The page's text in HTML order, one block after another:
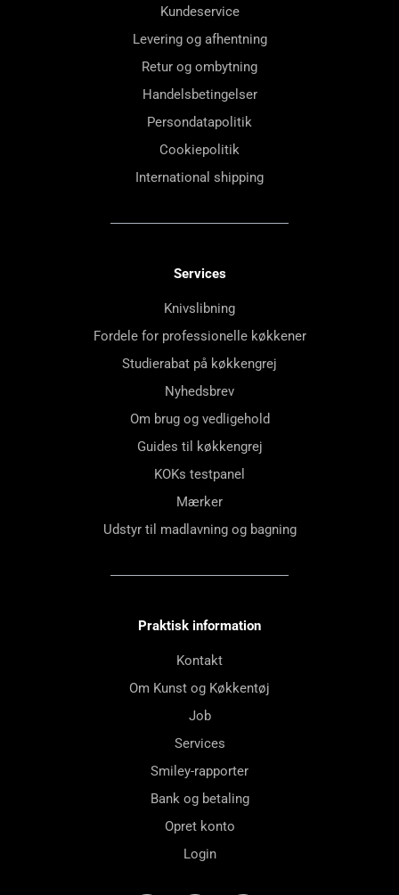
Kundeservice
Levering og afhentning
Retur og ombytning
Handelsbetingelser
Persondatapolitik
Cookiepolitik
International shipping
Services
Knivslibning
Fordele for professionelle køkkener
Studierabat på køkkengrej
Nyhedsbrev
Om brug og vedligehold
Guides til køkkengrej
KOKs testpanel
Mærker
Udstyr til madlavning og bagning
Praktisk information
Kontakt
Om Kunst og Køkkentøj
Job
Services
Smiley-rapporter
Bank og betaling
Opret konto
Login